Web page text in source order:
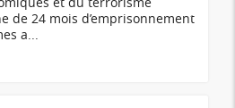
de 24 mois d’emprisonnement
a...